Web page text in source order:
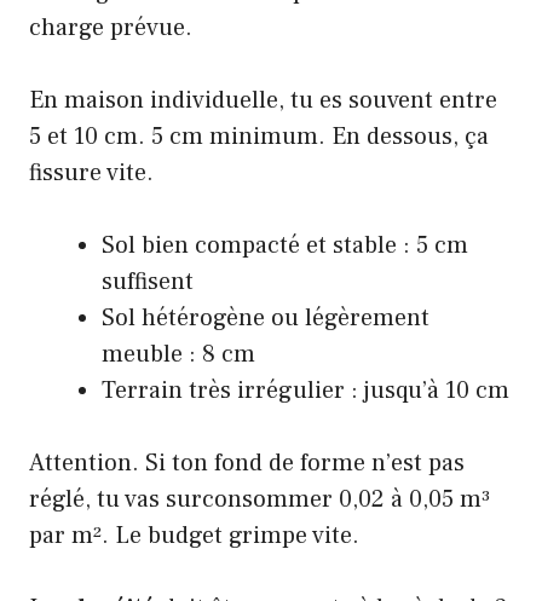
charge prévue.
En maison individuelle, tu es souvent entre
5 et 10 cm. 5 cm minimum. En dessous, ça
fissure vite.
Sol bien compacté et stable : 5 cm
suffisent
Sol hétérogène ou légèrement
meuble : 8 cm
Terrain très irrégulier : jusqu’à 10 cm
Attention. Si ton fond de forme n’est pas
réglé, tu vas surconsommer 0,02 à 0,05 m³
par m². Le budget grimpe vite.